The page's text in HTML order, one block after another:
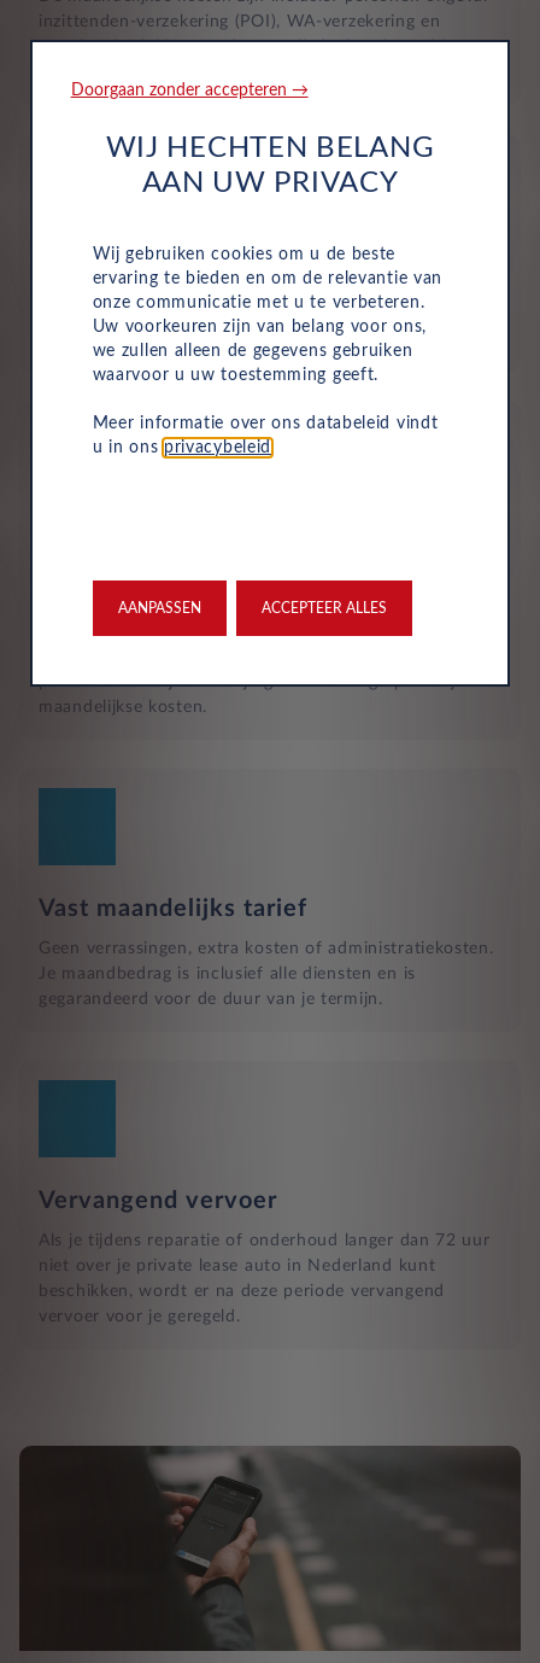
inzittenden-verzekering (POI), WA-verzekering en
uitgebreide dekking, zodat je volledig beschermd bent in
Aflevering bij jou in de buurt
nieuwe auto bij jou in de buurt ophalen.
Naast het reguliere onderhoud, zijn kleine reparaties aan
glas of vervangende banden ook inbegrepen in je
problemen met je auto zijn gewoon inbegrepen in je
maandelijkse kosten.
Vast maandelijks tarief
Geen verrassingen, extra kosten of administratiekosten.
Je maandbedrag is inclusief alle diensten en is
gegarandeerd voor de duur van je termijn.
Vervangend vervoer
Als je tijdens reparatie of onderhoud langer dan 72 uur
niet over je private lease auto in Nederland kunt
beschikken, wordt er na deze periode vervangend
vervoer voor je geregeld.
Doorgaan zonder accepteren →
WIJ HECHTEN BELANG
AAN UW PRIVACY
Wij gebruiken cookies om u de beste
ervaring te bieden en om de relevantie van
onze communicatie met u te verbeteren.
Uw voorkeuren zijn van belang voor ons,
we zullen alleen de gegevens gebruiken
waarvoor u uw toestemming geeft.
Meer informatie over ons databeleid vindt
u in ons privacybeleid
AANPASSEN ACCEPTEER ALLES